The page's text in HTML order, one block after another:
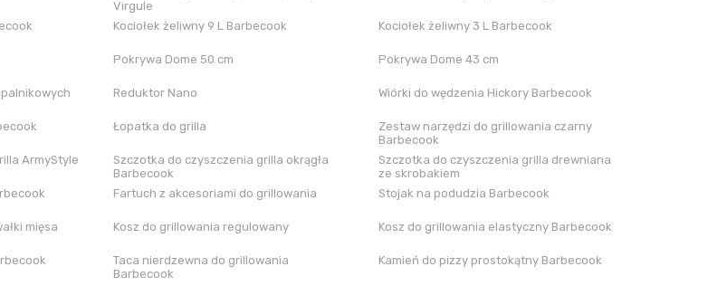
Virgule
Kociołek żeliwny 9 L Barbecook Kociołek żeliwny 3 L Barbecook
Pokrywa Dome 50 cm Pokrywa Dome 43 cm
Reduktor Nano Wiórki do wędzenia Hickory Barbecook
Łopatka do grilla
Zestaw narzędzi do grillowania czarny
Barbecook
ArmyStyle
Szczotka do czyszczenia grilla okrągła
Barbecook
Szczotka do czyszczenia grilla drewniana
ze skrobakiem
Fartuch z akcesoriami do grillowania Stojak na podudzia Barbecook
mięsa
Kosz do grillowania regulowany Kosz do grillowania elastyczny Barbecook
Taca nierdzewna do grillowania
Barbecook
Kamień do pizzy prostokątny Barbecook